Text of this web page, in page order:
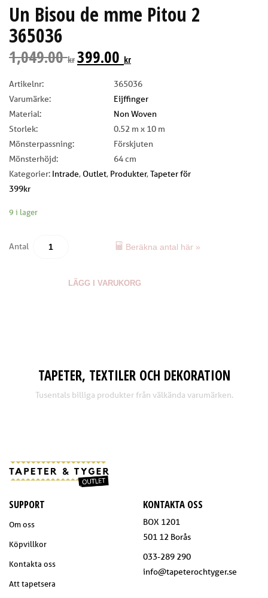
Un Bisou de mme Pitou 2
365036
1,049.00kr 399.00 kr
Artikelnr:
365036
Varumärke:
Eijffinger
Material:
Non Woven
Storlek:
0.52 m x 10 m
Mönsterpassning:
Förskjuten
Mönsterhöjd:
64 cm
Kategorier: Intrade, Outlet, Produkter,Tapeter för
399kr
9 i lager
Antal Beräkna antal här »
LÄGG I VARUKORG
TAPETER, TEXTILER OCH DEKORATION
Tusentals billiga produkter från välkända varumärken.
SUPPORT
Om oss
Köpvillkor
Kontakta oss
Att tapetsera
KONTAKTA OSS
BOX 1201
501 12 Borås
033-289 290
info@tapeterochtyger.se